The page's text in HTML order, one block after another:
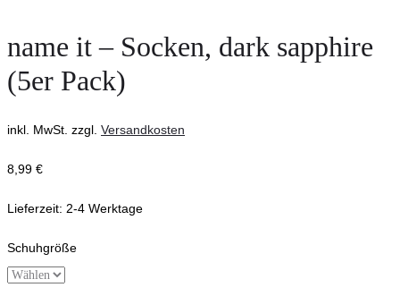
name it – Socken, dark sapphire
(5er Pack)
inkl. MwSt. zzgl. Versandkosten
8,99 €
Lieferzeit: 2-4 Werktage
Schuhgröße